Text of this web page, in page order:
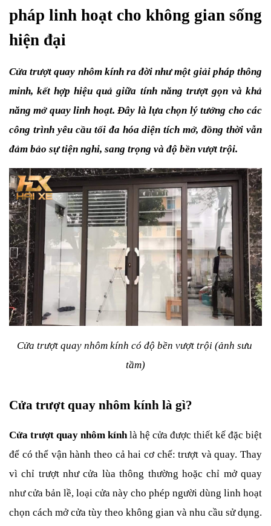
pháp linh hoạt cho không gian sống
hiện đại
Cửa trượt quay nhôm kính ra đời như một giải pháp thông
minh, kết hợp hiệu quả giữa tính năng trượt gọn và khả
năng mở quay linh hoạt. Đây là lựa chọn lý tưởng cho các
công trình yêu cầu tối đa hóa diện tích mở, đồng thời vẫn
đảm bảo sự tiện nghi, sang trọng và độ bền vượt trội.
Cửa trượt quay nhôm kính có độ bền vượt trội (ảnh sưu
tầm)
Cửa trượt quay nhôm kính là gì?
Cửa trượt quay nhôm kính là hệ cửa được thiết kế đặc biệt
để có thể vận hành theo cả hai cơ chế: trượt và quay. Thay
vì chỉ trượt như cửa lùa thông thường hoặc chỉ mở quay
như cửa bản lề, loại cửa này cho phép người dùng linh hoạt
chọn cách mở cửa tùy theo không gian và nhu cầu sử dụng.